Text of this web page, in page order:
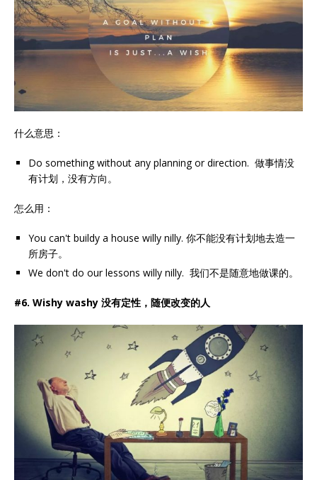
什么意思：
Do something without any planning or direction. 做事情没
有计划，没有方向。
怎么用：
You can't buildy a house willy nilly. 你不能没有计划地去造一
所房子。
We don't do our lessons willy nilly. 我们不是随意地做课的。
#6. Wishy washy 没有定性，随便改变的人